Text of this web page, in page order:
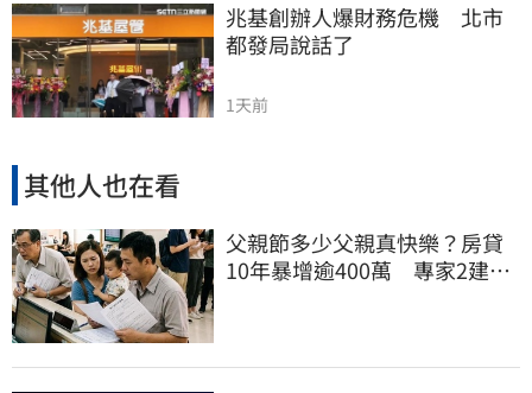
兆基創辦人爆財務危機　北市
都發局說話了
1天前
其他人也在看
父親節多少父親真快樂？房貸
10年暴增逾400萬 專家2建議